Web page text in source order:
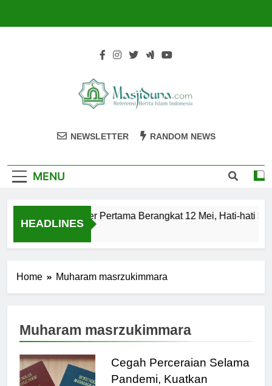
Masjiduna
NEWSLETTER RANDOM NEWS
MENU
HEADLINES
Jemaah Haji Kloter Pertama Berangkat 12 Mei, Hati-hati
Home Muharam masrzukimmara
Muharam masrzukimmara
Cegah Perceraian Selama
Pandemi, Kuatkan